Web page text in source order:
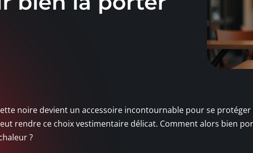
noire devient un accessoire incontournable pour se
rendre ce choix vestimentaire délicat. Comment alors bien
?